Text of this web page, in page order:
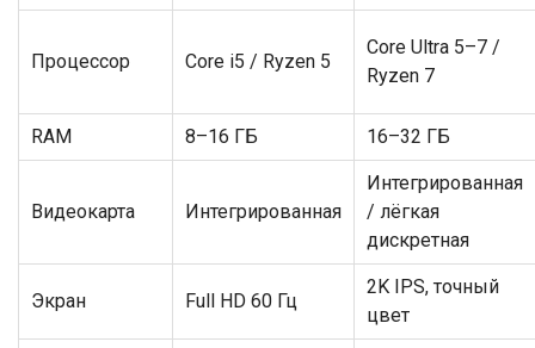
Процессор Core i5 / Ryzen 5
Core Ultra 5–7 /
Ryzen 7
RAM 8–16 ГБ 16–32 ГБ
Видеокарта Интегрированная
Интегрированная
/ лёгкая
дискретная
Экран Full HD 60 Гц
2K IPS, точный
цвет